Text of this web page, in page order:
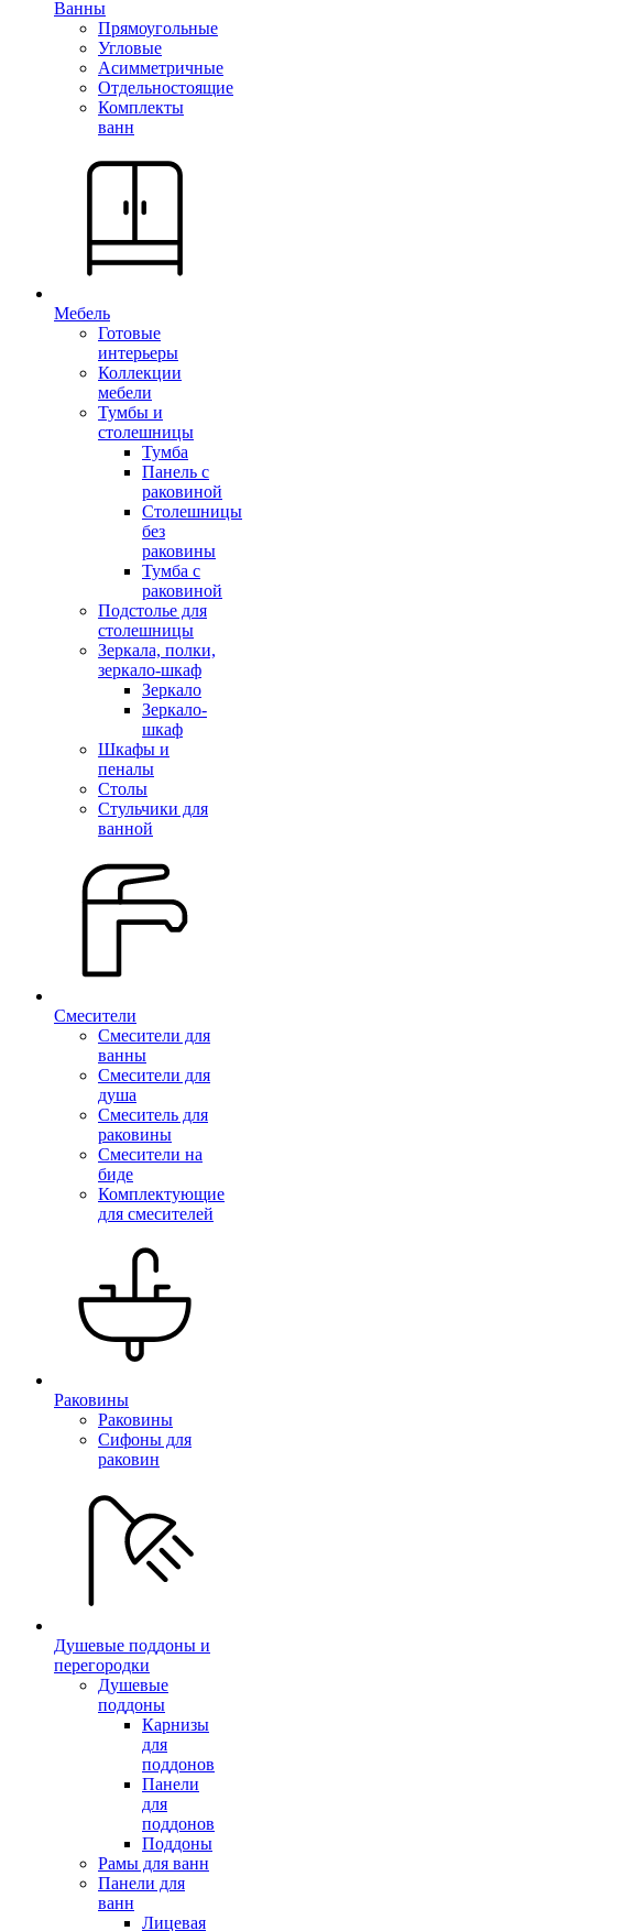
Ванны
Прямоугольные
Угловые
Асимметричные
Отдельностоящие
Комплекты
ванн
Мебель
Готовые
интерьеры
Коллекции
мебели
Тумбы и
столешницы
Тумба
Панель с
раковиной
Столешницы
без
раковины
Тумба с
раковиной
Подстолье для
столешницы
Зеркала, полки,
зеркало-шкаф
Зеркало
Зеркало-
шкаф
Шкафы и
пеналы
Столы
Стульчики для
ванной
Смесители
Смесители для
ванны
Смесители для
душа
Смеситель для
раковины
Смесители на
биде
Комплектующие
для смесителей
Раковины
Раковины
Сифоны для
раковин
Душевые поддоны и
перегородки
Душевые
поддоны
Карнизы
для
поддонов
Панели
для
поддонов
Поддоны
Рамы для ванн
Панели для
ванн
Лицевая